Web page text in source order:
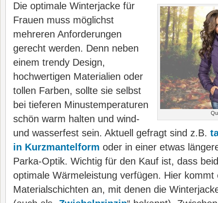
Die optimale Winterjacke für
Frauen muss möglichst
mehreren Anforderungen
gerecht werden. Denn neben
einem trendy Design,
hochwertigen Materialien oder
tollen Farben, sollte sie selbst
bei tieferen Minustemperaturen
schön warm halten und wind-
und wasserfest sein. Aktuell gefragt sind z.B.
in Kurzmantelform oder in einer etwas
Parka-Optik. Wichtig für den Kauf ist, dass
optimale Wärmeleistung verfügen. Hier kommt
Materialschichten an, mit denen die